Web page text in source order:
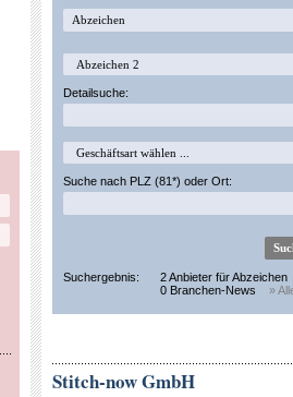
Detailsuche:
Suche nach PLZ (81*) oder Ort:
Suchergebnis:
2 Anbieter für Abzeichen
0 Branchen-News
»
Stitch-now GmbH